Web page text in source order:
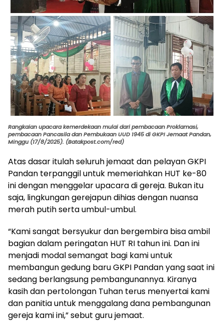
Rangkaian upacara kemerdekaan mulai dari pembacaan Proklamasi,
pembacaan Pancasila dan Pembukaan UUD 1945 di GKPI Jemaat Pandan,
Minggu (17/8/2025). (Batakpost.com/red)
Atas dasar itulah seluruh jemaat dan pelayan GKPI
Pandan terpanggil untuk memeriahkan HUT ke-80
ini dengan menggelar upacara di gereja. Bukan itu
saja, lingkungan gerejapun dihias dengan nuansa
merah putih serta umbul-umbul.
“Kami sangat bersyukur dan bergembira bisa ambil
bagian dalam peringatan HUT RI tahun ini. Dan ini
menjadi modal semangat bagi kami untuk
membangun gedung baru GKPI Pandan yang saat ini
sedang berlangsung pembangunannya. Kiranya
kasih dan pertolongan Tuhan terus menyertai kami
dan panitia untuk menggalang dana pembangunan
gereja kami ini,” sebut guru jemaat.